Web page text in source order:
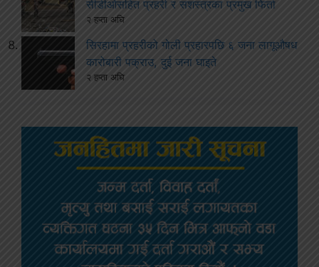
सीडीओसहित प्रहरी र सशस्त्रका प्रमुख फिर्ता
२ हप्ता अघि
सिरहामा प्रहरीको गोली प्रहारपछि ६ जना लागूऔषध
कारोबारी पक्राउ, दुई जना घाइते
२ हप्ता अघि